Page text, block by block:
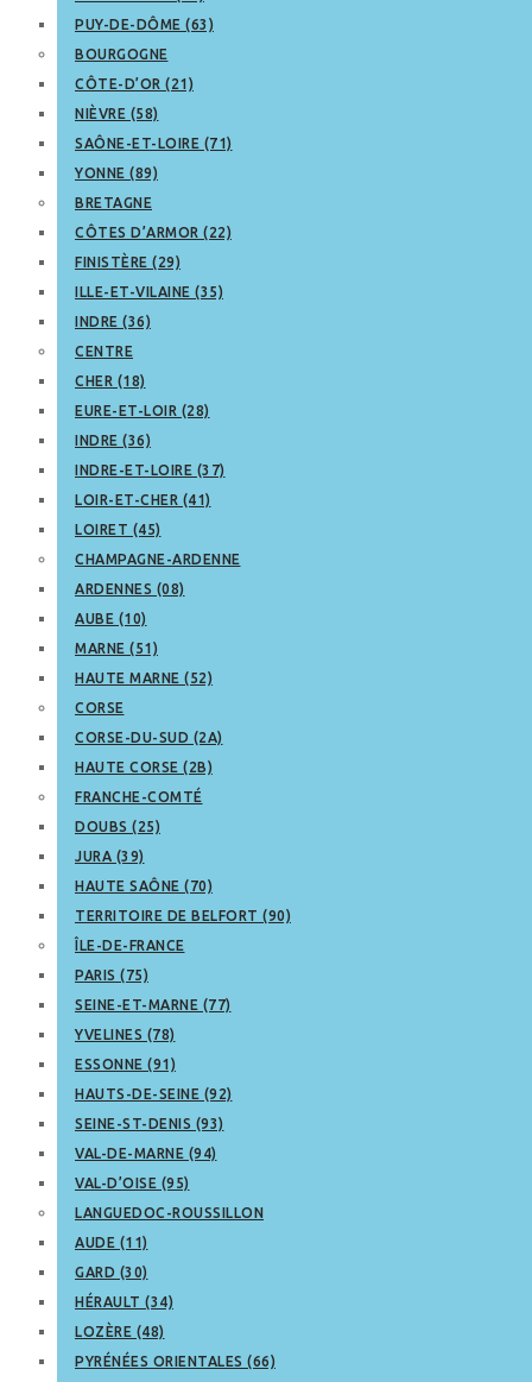
PUY-DE-DÔME (63)
BOURGOGNE
CÔTE-D’OR (21)
NIÈVRE (58)
SAÔNE-ET-LOIRE (71)
YONNE (89)
BRETAGNE
CÔTES D’ARMOR (22)
FINISTÈRE (29)
ILLE-ET-VILAINE (35)
INDRE (36)
CENTRE
CHER (18)
EURE-ET-LOIR (28)
INDRE (36)
INDRE-ET-LOIRE (37)
LOIR-ET-CHER (41)
LOIRET (45)
CHAMPAGNE-ARDENNE
ARDENNES (08)
AUBE (10)
MARNE (51)
HAUTE MARNE (52)
CORSE
CORSE-DU-SUD (2A)
HAUTE CORSE (2B)
FRANCHE-COMTÉ
DOUBS (25)
JURA (39)
HAUTE SAÔNE (70)
TERRITOIRE DE BELFORT (90)
ÎLE-DE-FRANCE
PARIS (75)
SEINE-ET-MARNE (77)
YVELINES (78)
ESSONNE (91)
HAUTS-DE-SEINE (92)
SEINE-ST-DENIS (93)
VAL-DE-MARNE (94)
VAL-D’OISE (95)
LANGUEDOC-ROUSSILLON
AUDE (11)
GARD (30)
HÉRAULT (34)
LOZÈRE (48)
PYRÉNÉES ORIENTALES (66)